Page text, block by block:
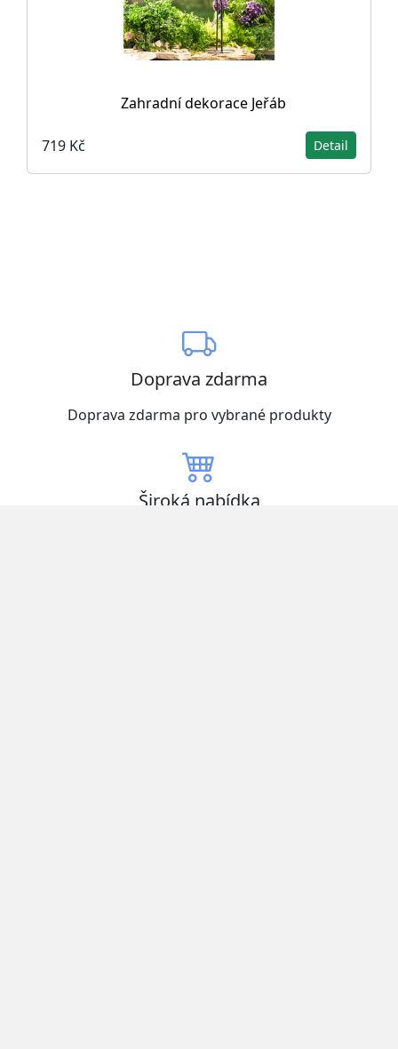
Zahradní dekorace Jeřáb
719 Kč Detail
Doprava zdarma
Doprava zdarma pro vybrané produkty
Široká nabídka